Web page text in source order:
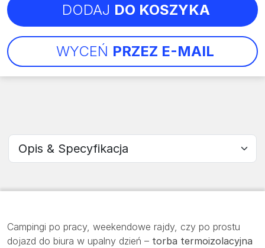
Campingi po pracy, weekendowe rajdy, czy po prostu
dojazd do biura w upalny dzień – torba termoizolacyjna
Wybierz sekcję
WYCEŃ PRZEZ E-MAIL
DODAJ DO KOSZYKA